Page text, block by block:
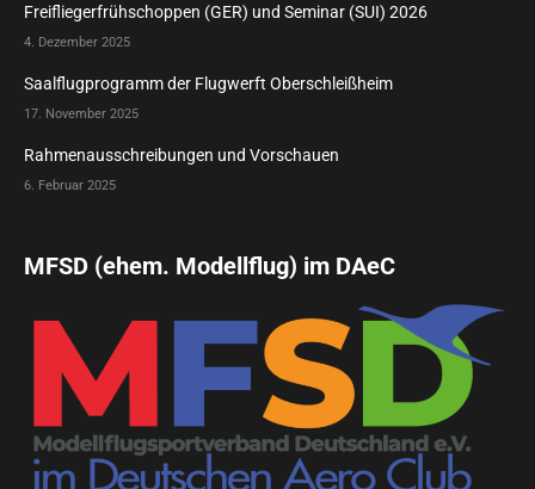
Freifliegerfrühschoppen (GER) und Seminar (SUI) 2026
4. Dezember 2025
Saalflugprogramm der Flugwerft Oberschleißheim
17. November 2025
Rahmenausschreibungen und Vorschauen
6. Februar 2025
MFSD (ehem. Modellflug) im DAeC